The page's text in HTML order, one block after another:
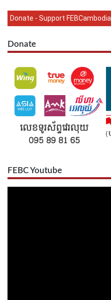
Donate - Support FEBCambodia
Donate
FEBC Youtube